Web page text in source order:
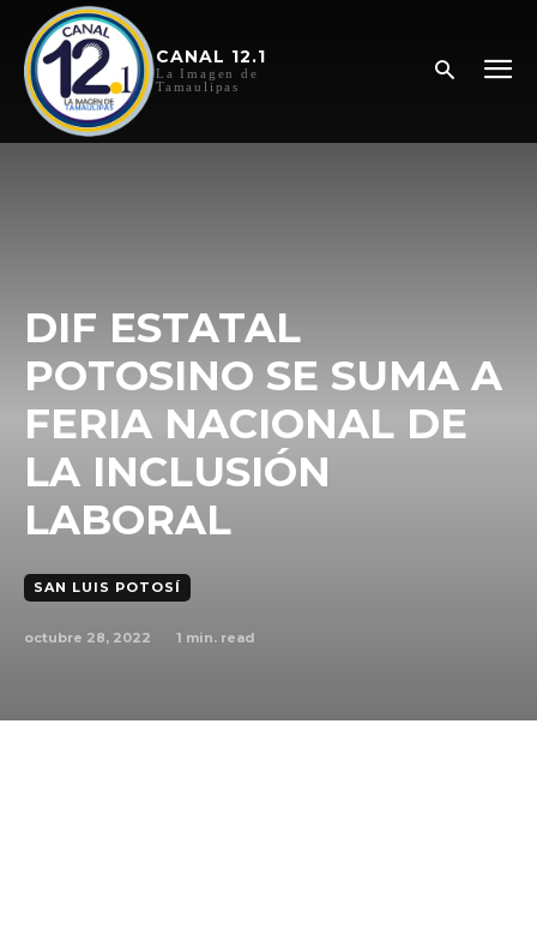
CANAL 12.1
La Imagen de
Tamaulipas
DIF ESTATAL
POTOSINO SE SUMA A
FERIA NACIONAL DE
LA INCLUSIÓN
LABORAL
SAN LUIS POTOSÍ
octubre 28, 2022 1 min. read